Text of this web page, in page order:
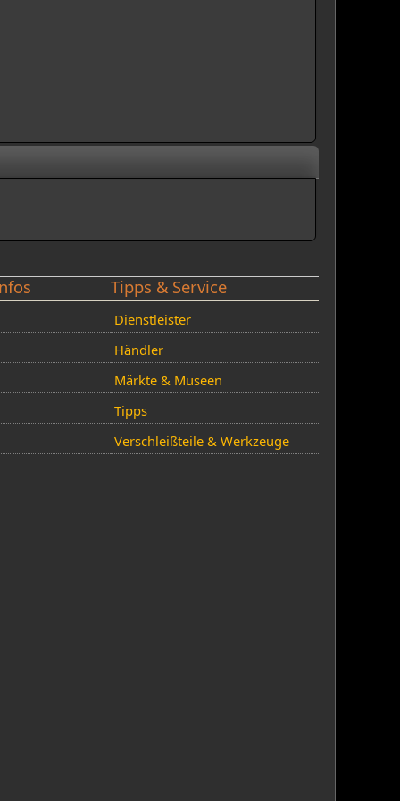
Tipps & Service
Dienstleister
Händler
Märkte & Museen
Tipps
Verschleißteile & Werkzeuge